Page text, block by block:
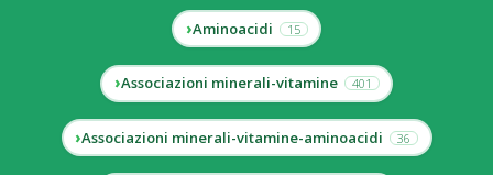
Aminoacidi 15
Associazioni minerali-vitamine 401
Associazioni minerali-vitamine-aminoacidi 36